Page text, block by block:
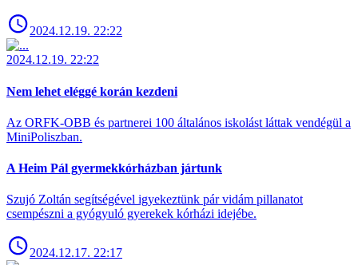
2024.12.19. 22:22
2024.12.19. 22:22
Nem lehet eléggé korán kezdeni
Az ORFK-OBB és partnerei 100 általános iskolást láttak vendégül a
MiniPoliszban.
A Heim Pál gyermekkórházban jártunk
Szujó Zoltán segítségével igyekeztünk pár vidám pillanatot
csempészni a gyógyuló gyerekek kórházi idejébe.
2024.12.17. 22:17